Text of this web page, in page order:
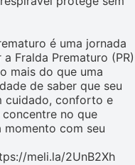
é uma jornada
Fralda Prematuro (PR)
mais do que uma
de saber que seu
cuidado, conforto e
no que
com seu
meli.la/2UnB2Xh